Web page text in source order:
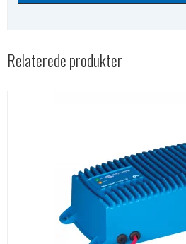
Relaterede produkter